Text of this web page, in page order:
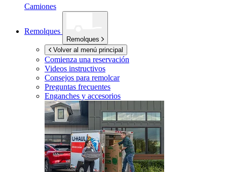
Camiones
Remolques
Remolques
Volver al menú principal
Comienza una reservación
Videos instructivos
Consejos para remolcar
Preguntas frecuentes
Enganches y accesorios